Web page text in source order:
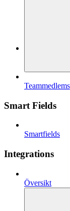
Smart Fields
Smartfields
Integrations
Översikt